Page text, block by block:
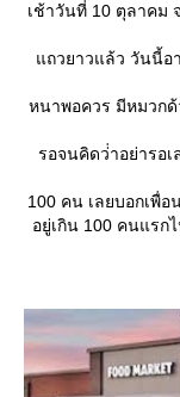
เช้าวันที่ 10 ตุลาคม
ถวยาวแล้ว วันนี้อ
หนาพอควร มีหมวก
รอจนคิดว่่าอย่ารอ
100 คน เลยบอกเพื่
อยู่เกิน 100 คนแรก